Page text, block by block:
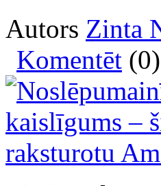
Autors Zinta
Komentēt (0)